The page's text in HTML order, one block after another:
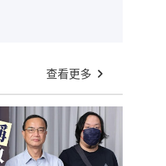
查看更多